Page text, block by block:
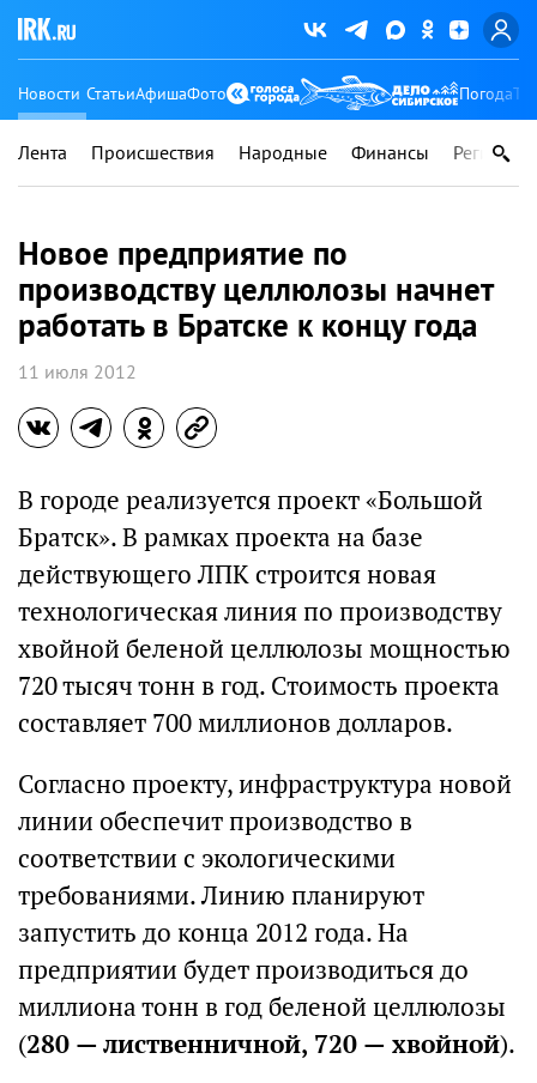
Новости СтатьиАфишаФото Погода
Лента Происшествия Народные Финансы Регионы
Новое предприятие по
производству целлюлозы начнет
работать в Братске к концу года
11 июля 2012
В городе реализуется проект «Большой
Братск». В рамках проекта на базе
действующего ЛПК строится новая
технологическая линия по производству
хвойной беленой целлюлозы мощностью
720 тысяч тонн в год. Стоимость проекта
составляет 700 миллионов долларов.
Согласно проекту, инфраструктура новой
линии обеспечит производство в
соответствии с экологическими
требованиями. Линию планируют
запустить до конца 2012 года. На
предприятии будет производиться до
миллиона тонн в год беленой целлюлозы
(280 — лиственничной, 720 — хвойной).